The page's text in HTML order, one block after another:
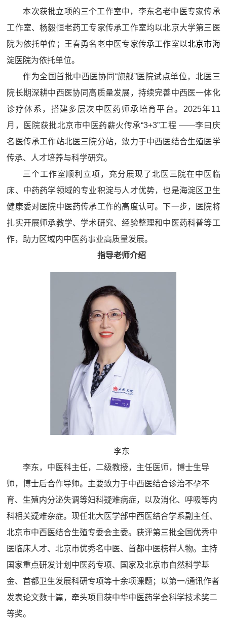
本次获批立项的三个工作室中，李东名老中医专家传承
工作室、杨毅恒老药工专家传承工作室均以北京大学第三医
院为依托单位；王春勇名老中医专家传承工作室以北京市海
淀医院为依托单位。
作为全国首批中西医协同“旗舰”医院试点单位，北医三
院长期深耕中西医协同高质量发展，持续完善中西医一体化
诊疗体系，搭建多层次中医药师承培育平台。2025年11
月，医院获批北京市中医药薪火传承“3+3”工程 ——李曰庆
名医传承工作站北医三院分站，致力于中西医结合生殖医学
传承、人才培养与科学研究。
三个工作室顺利立项，充分展现了北医三院在中医临
床、中药药学领域的专业积淀与人才优势，也是海淀区卫生
健康委对医院中医药传承工作的高度认可。下一步，医院将
扎实开展师承教学、学术研究、经验整理和中医药科普等工
作，助力区域内中医药事业高质量发展。
指导老师介绍
李东
李东，中医科主任，二级教授，主任医师，博士生导
师，博士后合作导师。主要致力于中西医结合诊治不孕不
育、生殖内分泌失调等妇科疑难病症，以及消化、呼吸等内
科相关疑难杂症。现任北大医学部中西医结合学系副主任、
北京市中西医结合生殖专委会主委。获评第三批全国优秀中
医临床人才、北京市优秀名中医、首都中医榜样人物。主持
国家重点研发计划中医药专项、国家及北京市自然科学基
金、首都卫生发展科研专项等十余项课题；以第一/通讯作者
发表论文数十篇，牵头项目获中华中医药学会科学技术奖二
等奖。